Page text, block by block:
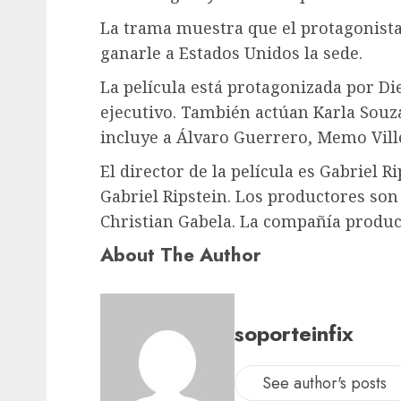
La trama muestra que el
ganarle a Estados Unidos la sede.
La película está protagonizada por
ejecutivo. También actúan Karla
incluye a Álvaro Guerrero, Memo
El director de la película es Gabriel
Gabriel Ripstein. Los productores
Christian Gabela. La compañía
About The Author
soporteinfix
See author's posts